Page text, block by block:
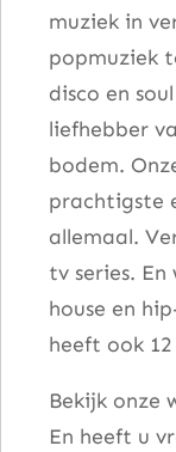
muziek in
popmuziek
disco en
liefhebber
bodem.
prachtigste
allemaal.
tv series.
house en
heeft ook 12
Bekijk onze
En heeft u